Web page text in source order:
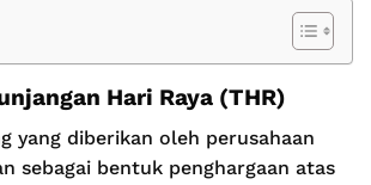
Hari Raya (THR)
yang diberikan oleh perusahaan
sebagai bentuk penghargaan atas